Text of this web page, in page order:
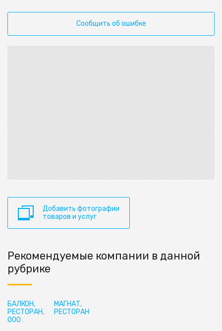
Сообщить об ошибке
Добавить фотографии
товаров и услуг
Рекомендуемые компании в данной
рубрике
БАЛКОН,
РЕСТОРАН,
ООО
МАГНАТ,
РЕСТОРАН